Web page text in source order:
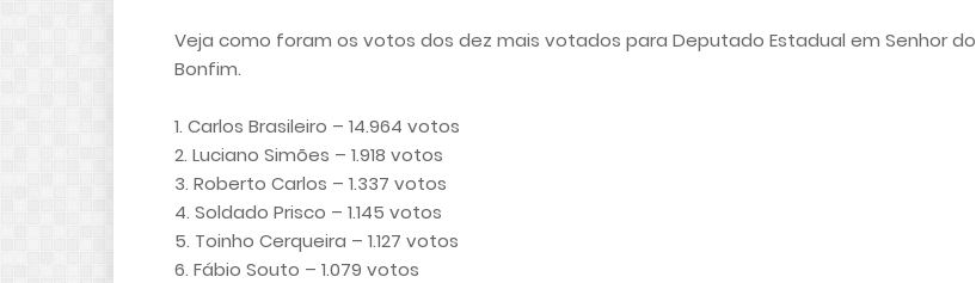
Veja como foram os votos dos dez mais votados para Deputado Estadual em Senhor do
Bonfim.
1. Carlos Brasileiro – 14.964 votos
2. Luciano Simões – 1.918 votos
3. Roberto Carlos – 1.337 votos
4. Soldado Prisco – 1.145 votos
5. Toinho Cerqueira – 1.127 votos
6. Fábio Souto – 1.079 votos